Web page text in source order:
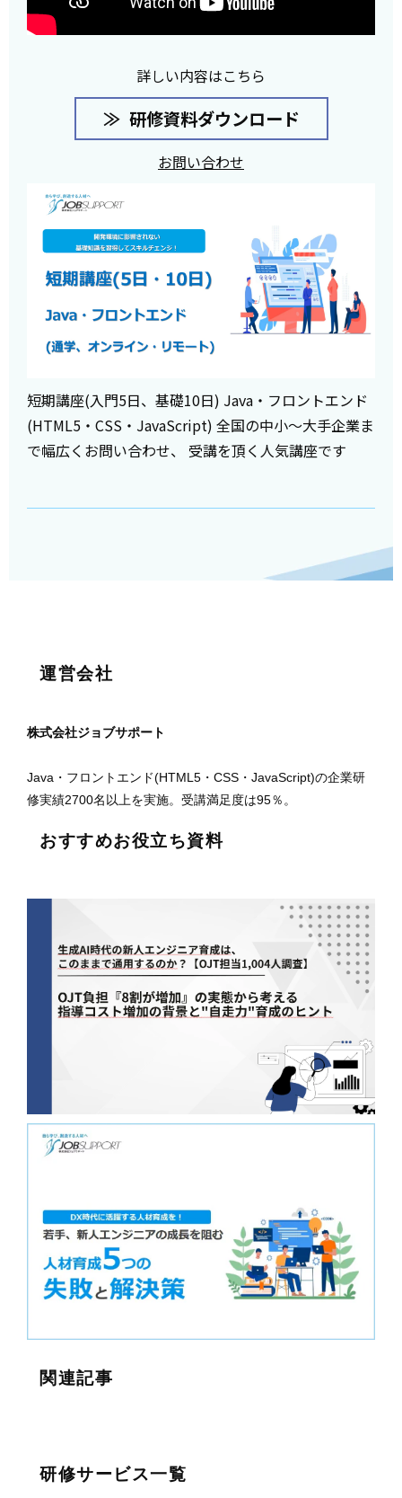
詳しい内容はこちら
研修資料ダウンロード
お問い合わせ
短期講座(入門5日、基礎10日) Java・フロントエンド
(HTML5・CSS・JavaScript) 全国の中小～大手企業ま
で幅広くお問い合わせ、 受講を頂く人気講座です
運営会社
株式会社ジョブサポート
Java・フロントエンド(HTML5・CSS・JavaScript)の企業研
修実績2700名以上を実施。受講満足度は95％。
おすすめお役立ち資料
関連記事
研修サービス一覧